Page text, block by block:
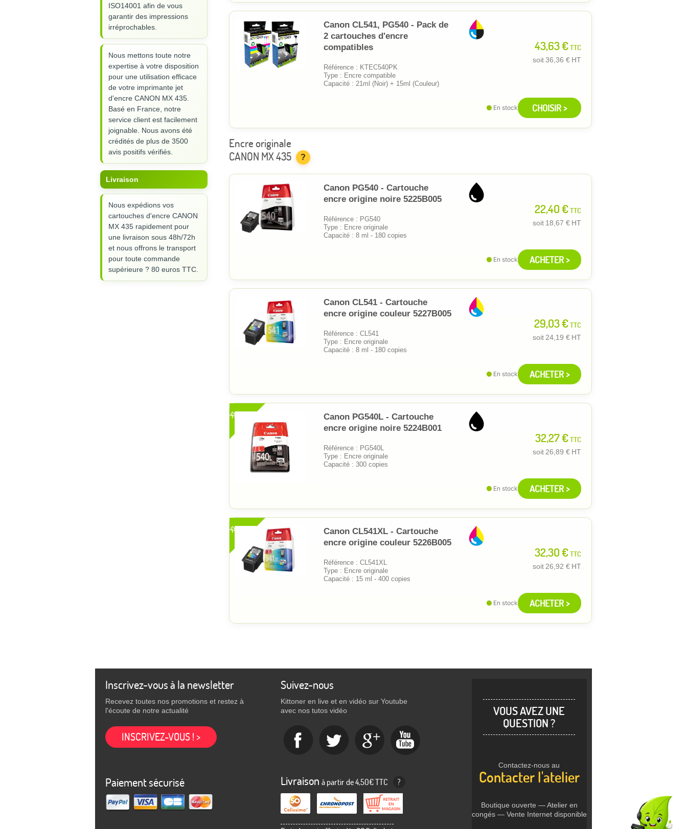
ISO14001 afin de vous
garantir des impressions
irréprochables.
Nous mettons toute notre
expertise à votre disposition
pour une utilisation efficace
de votre imprimante jet
d'encre CANON MX 435.
Basé en France, notre
service client est facilement
joignable. Nous avons été
crédités de plus de 3500
avis positifs vérifiés.
Livraison
Nous expédions vos
cartouches d'encre CANON
MX 435 rapidement pour
une livraison sous 48h/72h
et nous offrons le transport
pour toute commande
supérieure ? 80 euros TTC.
Canon CL541, PG540 - Pack de
2 cartouches d'encre
compatibles
Référence : KTEC540PK
Type : Encre compatible
Capacité : 21ml (Noir) + 15ml (Couleur)
43,63 €TTC
soit36,36 € HT
En stock CHOISIR >
Encre originale
CANON MX 435
?
Canon PG540 - Cartouche
encre origine noire 5225B005
Référence : PG540
Type : Encre originale
Capacité : 8 ml - 180 copies
22,40 €TTC
soit 18,67 € HT
En stock ACHETER >
Canon CL541 - Cartouche
encre origine couleur 5227B005
Référence : CL541
Type : Encre originale
Capacité : 8 ml - 180 copies
29,03 €TTC
soit 24,19 € HT
En stock ACHETER >
XL
Canon PG540L - Cartouche
encre origine noire 5224B001
Référence : PG540L
Type : Encre originale
Capacité : 300 copies
32,27 €TTC
soit 26,89 € HT
En stock ACHETER >
XL
Canon CL541XL - Cartouche
encre origine couleur 5226B005
Référence : CL541XL
Type : Encre originale
Capacité : 15 ml - 400 copies
32,30 €TTC
soit 26,92 € HT
En stock ACHETER >
Inscrivez-vous à la newsletter
Recevez toutes nos promotions et restez à
l'écoute de notre actualité
INSCRIVEZ-VOUS ! >
Paiement sécurisé
Suivez-nous
Kittoner en live et en vidéo sur Youtube
avec nos tutos vidéo
Livraison à partir de 4,50€ TTC ?
VOUS AVEZ UNE
QUESTION ?
Contactez-nous au
Contacter l'atelier
Boutique ouverte — Atelier en
congés — Vente Internet disponible